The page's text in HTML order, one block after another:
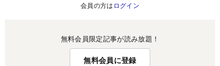
会員の方は ログイン
無料会員限定記事が読み放題！
無料会員に登録